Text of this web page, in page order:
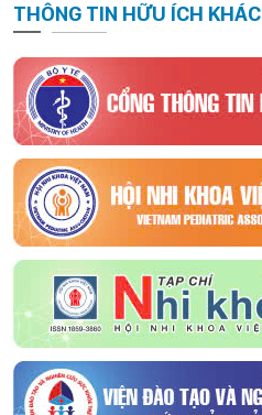
THÔNG TIN HỮU ÍCH KHÁC